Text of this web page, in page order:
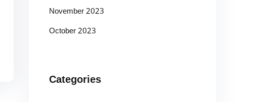
November 2023
October 2023
Categories